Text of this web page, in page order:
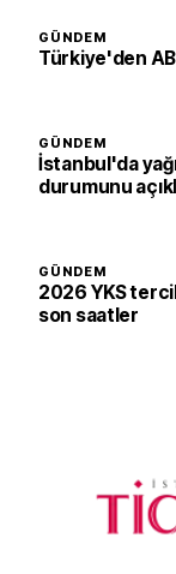
GÜNDEM
Türkiye'den
GÜNDEM
İstanbul'da
durumunu
GÜNDEM
2026 YKS
son saatler